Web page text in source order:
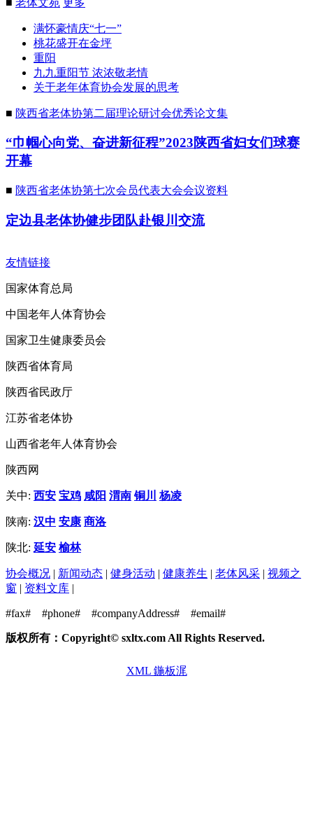
满怀豪情庆“七一”
桃花盛开在金坪
重阳
九九重阳节 浓浓敬老情
关于老年体育协会发展的思考
■ 陕西省老体协第二届理论研讨会优秀论文集
“巾帼心向党、奋进新征程”2023陕西省妇女们球赛
开幕
■ 陕西省老体协第七次会员代表大会会议资料
定边县老体协健步团队赴银川交流
友情链接
国家体育总局
中国老年人体育协会
国家卫生健康委员会
陕西省体育局
陕西省民政厅
江苏省老体协
山西省老年人体育协会
陕西网
关中: 西安 宝鸡 咸阳 渭南 铜川 杨凌
陕南: 汉中 安康 商洛
陕北: 延安 榆林
协会概况 | 新闻动态 | 健身活动 | 健康养生 | 老体风采 | 视频之
窗 | 资料文库 |
#fax# #phone# #companyAddress# #email#
版权所有：Copyright© sxltx.com All Rights Reserved.
XML 鍦板浘